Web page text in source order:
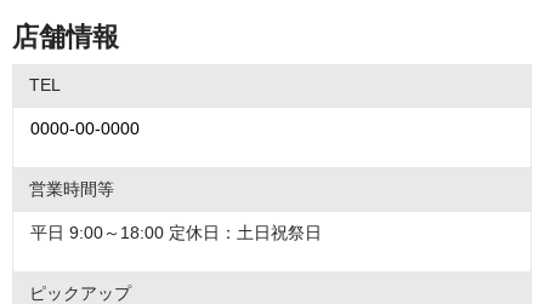
店舗情報
TEL
0000-00-0000
営業時間等
平日 9:00～18:00 定休日：土日祝祭日
ピックアップ